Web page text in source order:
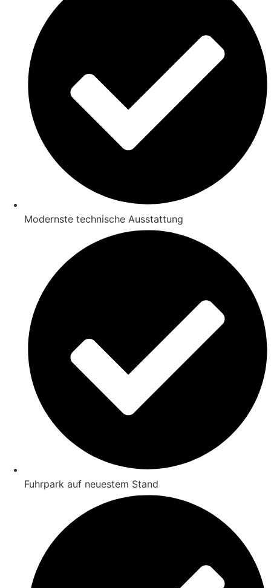
Modernste technische Ausstattung
Fuhrpark auf neuestem Stand